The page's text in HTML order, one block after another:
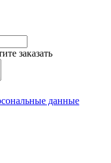
заказать
данные